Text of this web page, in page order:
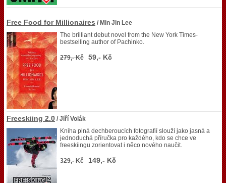
Free Food for Millionaires / Min Jin Lee
The brilliant debut novel from the New York Times-
bestselling author of Pachinko.
279,- Kč 59,- Kč
Freeskiing 2.0 / Jiří Volák
Kniha plná dechberoucích fotografií slouží jako jasná a
jednoduchá příručka pro každého, kdo se chce ve
freeskiingu zorientovat i něco nového naučit.
329,- Kč 149,- Kč